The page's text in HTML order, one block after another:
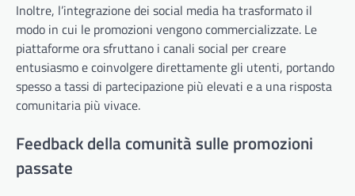
Inoltre, l’integrazione dei social media ha trasformato il
modo in cui le promozioni vengono commercializzate. Le
piattaforme ora sfruttano i canali social per creare
entusiasmo e coinvolgere direttamente gli utenti, portando
spesso a tassi di partecipazione più elevati e a una risposta
comunitaria più vivace.
Feedback della comunità sulle promozioni
passate